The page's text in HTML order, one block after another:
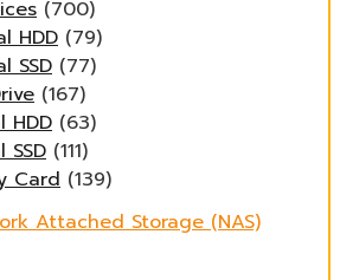
(700)
HDD (79)
SSD (77)
(167)
HDD (63)
(111)
Card (139)
Attached Storage (NAS)